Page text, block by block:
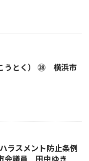
うとく） ㉘ 横浜市
ラスメント防止条例